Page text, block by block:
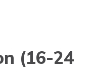
(16-24